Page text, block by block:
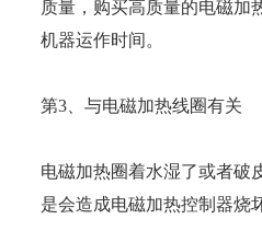
质量，购买高质量的电磁加
机器运作时间。
第3、与电磁加热线圈有关
电磁加热圈着水湿了或者破
是会造成电磁加热控制器烧